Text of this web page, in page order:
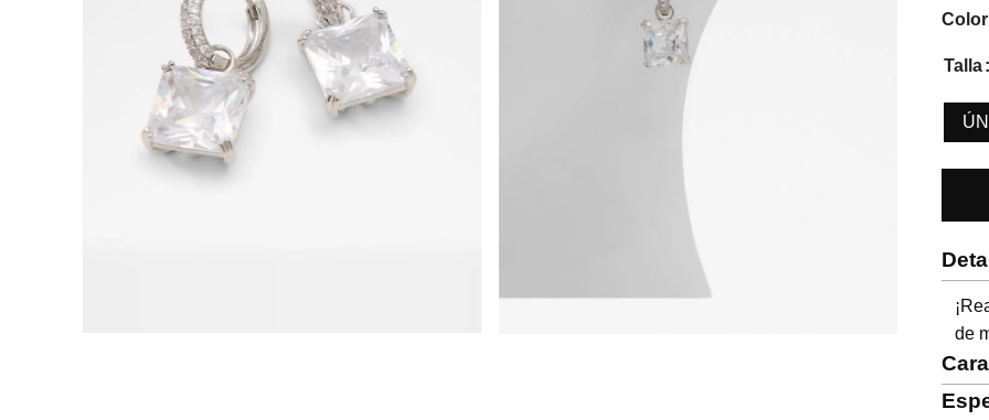
Color
Talla
de
bolso
bimba lola